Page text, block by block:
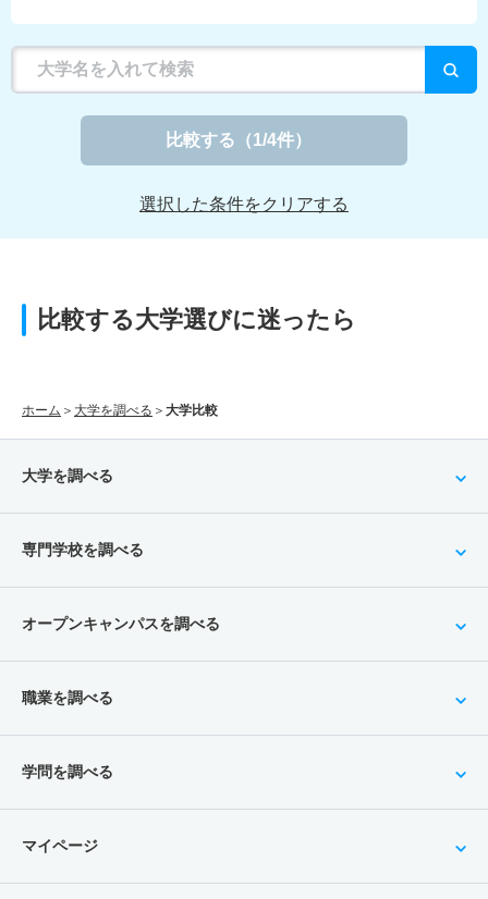
比較する （1/4件）
選択した条件をクリアする
比較する大学選びに迷ったら
ホーム ＞ 大学を調べる ＞ 大学比較
大学を調べる
専門学校を調べる
オープンキャンパスを調べる
職業を調べる
学問を調べる
マイページ